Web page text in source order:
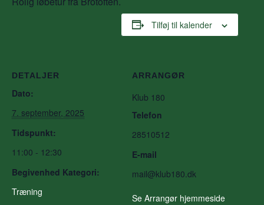
Tilføj til kalender
DETALJER
Dato:
7. september, 2025
Tidspunkt:
11:00 - 12:30
Begivenhed Kategori:
Træning
ARRANGØR
Klub 180
Telefon
28510512
E-mail
mail@klub180.dk
Se Arrangør hjemmeside